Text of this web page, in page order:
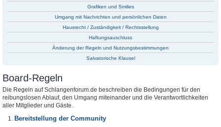
Grafiken und Smilies
Umgang mit Nachrichten und persönlichen Daten
Hausrecht / Zuständigkeit / Rechtsstellung
Haftungsauschluss
Änderung der Regeln und Nutzungsbestimmungen
Salvatorische Klausel
Board-Regeln
Die Regeln auf Schlangenforum.de beschreiben die Bedingungen für den
reibungslosen Ablauf, den Umgang miteinander und die Verantwortlichkeiten
aller Mitglieder und Gäste.
Bereitstellung der Community